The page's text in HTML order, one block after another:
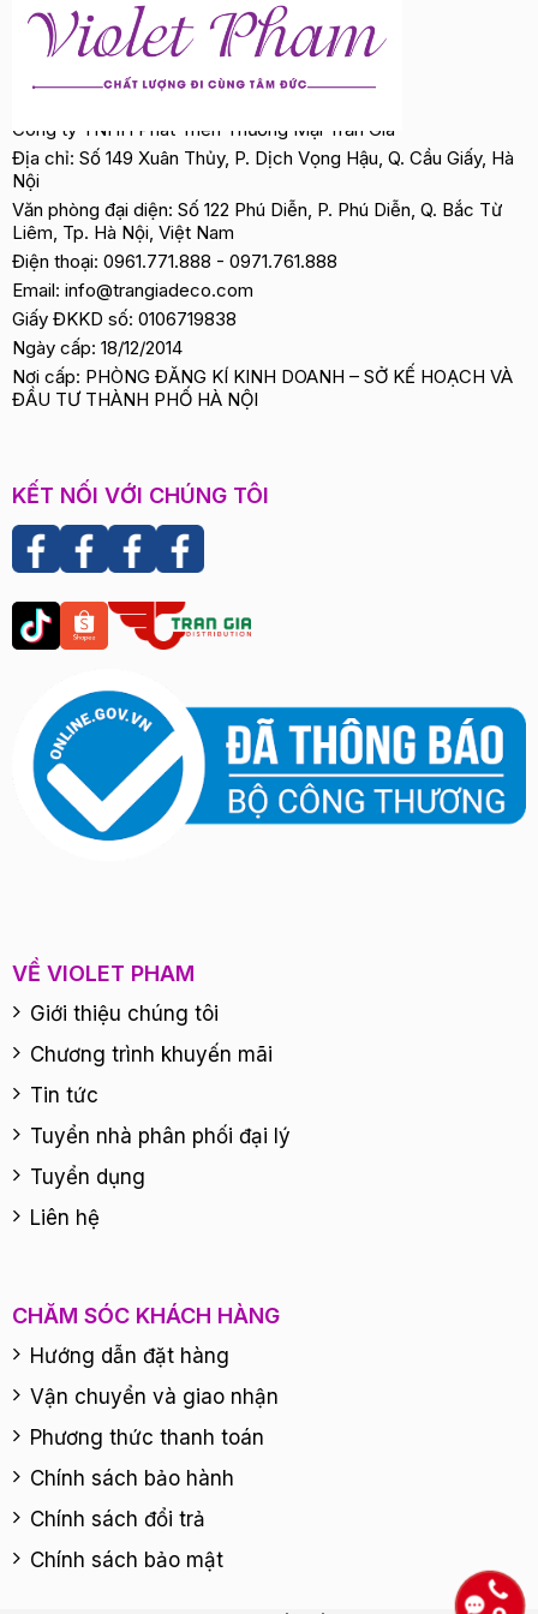
Công ty TNHH Phát Triển Thương Mại Trần Gia
Địa chỉ: Số 149 Xuân Thủy, P. Dịch Vọng Hậu, Q. Cầu Giấy, Hà
Nội
Văn phòng đại diện: Số 122 Phú Diễn, P. Phú Diễn, Q. Bắc Từ
Liêm, Tp. Hà Nội, Việt Nam
Điện thoại: 0961.771.888 - 0971.761.888
Email: info@trangiadeco.com
Giấy ĐKKD số: 0106719838
Ngày cấp: 18/12/2014
Nơi cấp: PHÒNG ĐĂNG KÍ KINH DOANH – SỞ KẾ HOẠCH VÀ
ĐẦU TƯ THÀNH PHỐ HÀ NỘI
KẾT NỐI VỚI CHÚNG TÔI
VỀ VIOLET PHAM
Giới thiệu chúng tôi
Chương trình khuyến mãi
Tin tức
Tuyển nhà phân phối đại lý
Tuyển dụng
Liên hệ
CHĂM SÓC KHÁCH HÀNG
Hướng dẫn đặt hàng
Vận chuyển và giao nhận
Phương thức thanh toán
Chính sách bảo hành
Chính sách đổi trả
Chính sách bảo mật